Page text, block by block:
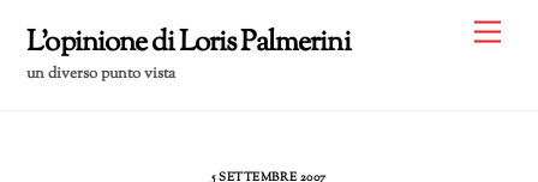
content
L'opinione di Loris Palmerini
un diverso punto vista
5 SETTEMBRE 2007